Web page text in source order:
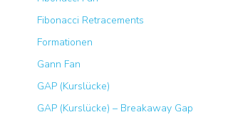
Fibonacci Retracements
Formationen
Gann Fan
GAP (Kurslücke)
GAP (Kurslücke) – Breakaway Gap